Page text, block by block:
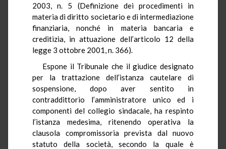
2003, n. 5 (Definizione dei procedimenti in
materia di diritto societario e di intermediazione
finanziaria, nonché in materia bancaria e
creditizia, in attuazione dell’articolo 12 della
legge 3 ottobre 2001, n. 366).
Espone il Tribunale che il giudice designato
per la trattazione dell’istanza cautelare di
sospensione, dopo aver sentito in
contraddittorio l’amministratore unico ed i
componenti del collegio sindacale, ha respinto
l’istanza medesima, ritenendo operativa la
clausola compromissoria prevista dal nuovo
statuto della società, secondo la quale è